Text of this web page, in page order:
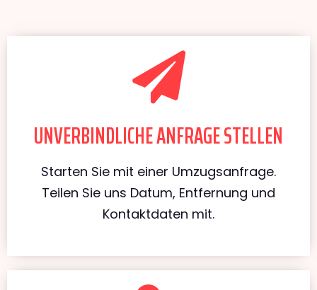
UNVERBINDLICHE ANFRAGE STELLEN
Starten Sie mit einer Umzugsanfrage.
Teilen Sie uns Datum, Entfernung und
Kontaktdaten mit.